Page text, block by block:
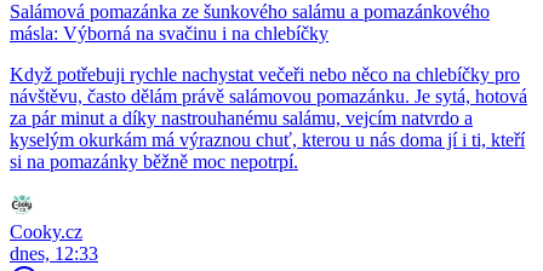
Salámová pomazánka ze šunkového salámu a pomazánkového
másla: Výborná na svačinu i na chlebíčky
Když potřebuji rychle nachystat večeři nebo něco na chlebíčky pro
návštěvu, často dělám právě salámovou pomazánku. Je sytá, hotová
za pár minut a díky nastrouhanému salámu, vejcím natvrdo a
kyselým okurkám má výraznou chuť, kterou u nás doma jí i ti, kteří
si na pomazánky běžně moc nepotrpí.
Cooky.cz
dnes, 12:33